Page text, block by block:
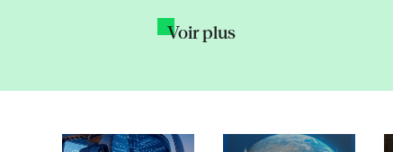
Voir plus